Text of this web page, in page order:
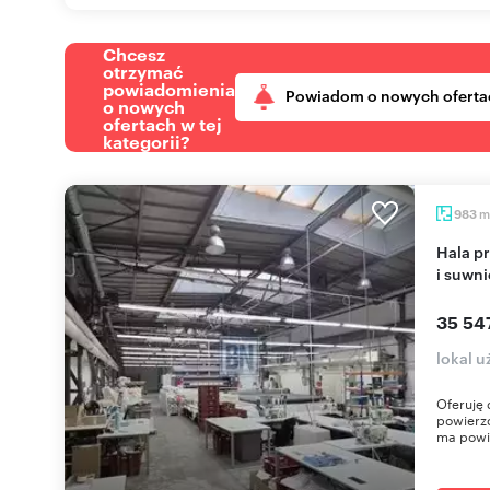
Chcesz
otrzymać
powiadomienia
o nowych
ofertach w tej
kategorii?
Powiadom o nowych
983 m
Hala produkcyjno-magazynowa 983m² z biurami
i
35
lokal
Oferuję
ma